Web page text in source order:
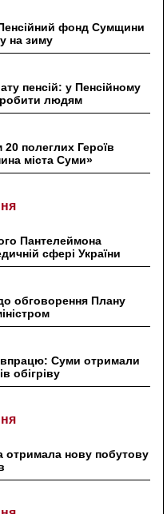
фонд Сумщини
на зиму
пенсій: у Пенсійному
людям
полеглих Героїв
міста Суми»
Пантелеймона
сфері України
обговорення Плану
Суми отримали
обігріву
отримала нову побутову